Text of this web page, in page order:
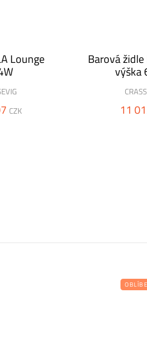
Lounge
CZK
Barová židle
výška
11